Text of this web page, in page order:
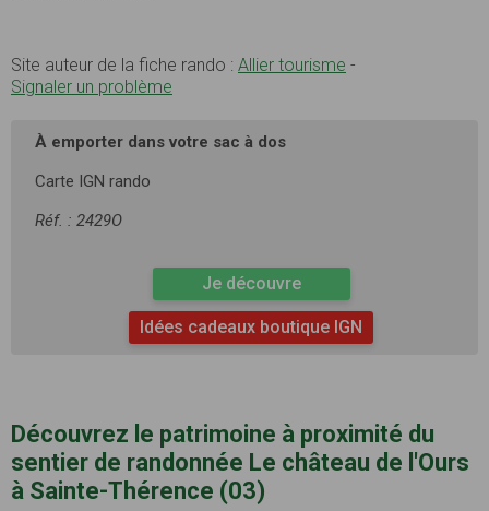
Site auteur de la fiche rando : Allier tourisme -
Signaler un problème
À emporter dans votre sac à dos
Carte IGN rando
Réf. : 2429O
Je découvre
Idées cadeaux boutique IGN
Découvrez le patrimoine à proximité du
sentier de randonnée Le château de l'Ours
à Sainte-Thérence (03)